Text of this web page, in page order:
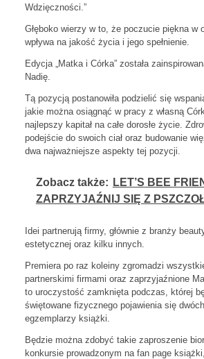
Wdzięczności.”
Głęboko wierzy w to, że poczucie piękna w
wpływa na jakość życia i jego spełnienie.
Edycja „Matka i Córka” została
Nadię.
Tą pozycją postanowiła podzielić się
jakie można osiągnąć w pracy z własną
najlepszy kapitał na całe dorosłe życie.
podejście do swoich ciał oraz budowanie
dwa najważniejsze aspekty tej pozycji.
Zobacz także: LET’S BEE
ZAPRZYJAŹNIJ SIĘ Z
Idei partnerują firmy, głównie z branży
estetycznej oraz kilku innych.
Premiera po raz koleiny zgromadzi
partnerskimi firmami oraz zaprzyjaźnione
to uroczystość zamknięta podczas, której
świętowane fizycznego pojawienia się
egzemplarzy książki.
Będzie można zdobyć takie zaproszenie
konkursie prowadzonym na fan page książki,